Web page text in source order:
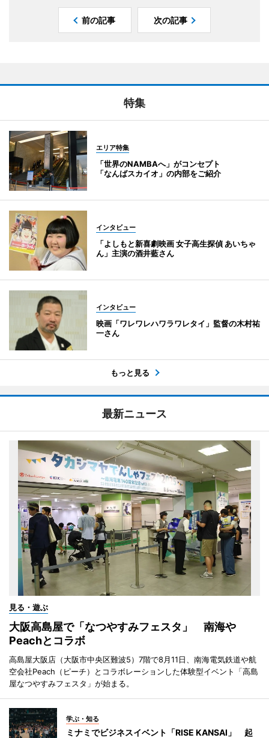
前の記事 次の記事
特集
エリア特集
「世界のNAMBAへ」がコンセプト
「なんばスカイオ」の内部をご紹介
インタビュー
「よしもと新喜劇映画 女子高生探偵 あいちゃ
ん」主演の酒井藍さん
インタビュー
映画「ワレワレハワラワレタイ」監督の木村祐
一さん
もっと見る
最新ニュース
見る・遊ぶ
大阪高島屋で「なつやすみフェスタ」 南海や
Peachとコラボ
高島屋大阪店（大阪市中央区難波5）7階で8月11日、南海電気鉄道や航
空会社Peach（ピーチ）とコラボレーションした体験型イベント「高島
屋なつやすみフェスタ」が始まる。
学ぶ・知る
ミナミでビジネスイベント「RISE KANSAI」 起